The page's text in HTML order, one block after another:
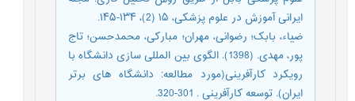
ایرانی آموزش در علوم پزشکی، ۱۵ (2)، ۱۳۴-۱۴۵.
ضیاء‌، بابک؛ رضوانی، مهران؛ مبارکی، محمدحسن؛ تاج
پور، مهدی. (1398). الگوی بین المللی سازی دانشگاه با
رویکرد کارآفرینی(مورد مطالعه: دانشگاه های برتر
ایران). توسعه کارآفرینی . 301-320.